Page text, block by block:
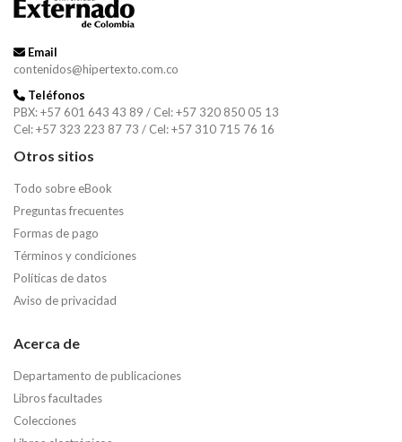
Email
contenidos@hipertexto.com.co
Teléfonos
PBX: +57 601 643 43 89 / Cel: +57 320 850 05 13
Cel: +57 323 223 87 73 / Cel: +57 310 715 76 16
Otros sitios
Todo sobre eBook
Preguntas frecuentes
Formas de pago
Términos y condiciones
Políticas de datos
Aviso de privacidad
Acerca de
Departamento de publicaciones
Libros facultades
Colecciones